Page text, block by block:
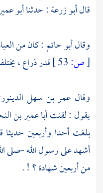
قالأبو زرعة: حدثناأبو
وقالأبو حاتم : كان من
[ص: قدر ذراع ،
وقال عمر بن سهل
يقول : لقنتأبا عمير بن
بلغت أحدا وأربعين
أشهد على رسول الله -صلى
من أربعين شهادة ؟ ! .